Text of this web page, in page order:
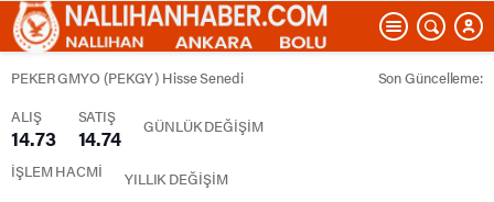
PEKER GMYO (PEKGY) Hisse Senedi
Son Güncelleme:
ALIŞ
14.73
SATIŞ
14.74 GÜNLÜK DEĞİŞİM
İŞLEM HACMİ YILLIK DEĞİŞİM